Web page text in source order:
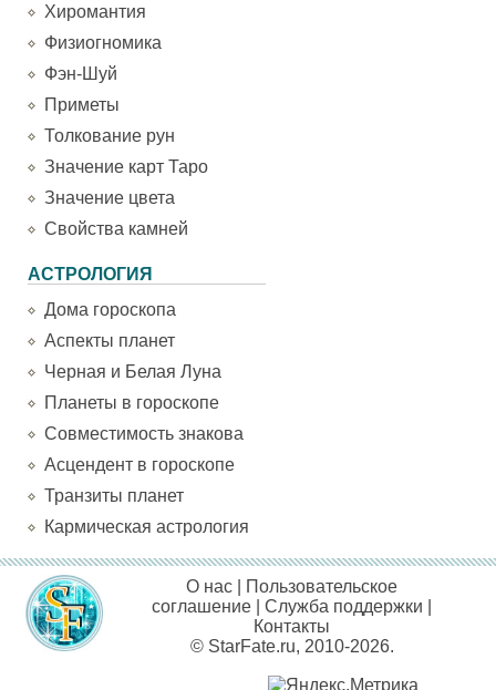
Хиромантия
Физиогномика
Фэн-Шуй
Приметы
Толкование рун
Значение карт Таро
Значение цвета
Свойства камней
АСТРОЛОГИЯ
Дома гороскопа
Аспекты планет
Черная и Белая Луна
Планеты в гороскопе
Совместимость знакова
Асцендент в гороскопе
Транзиты планет
Кармическая астрология
О нас
Пользовательское
соглашение |Служба поддержки
Контакты
© StarFate.ru, 2010-2026.